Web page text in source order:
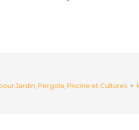
Jardin, Pergola, Piscine et Cultures >